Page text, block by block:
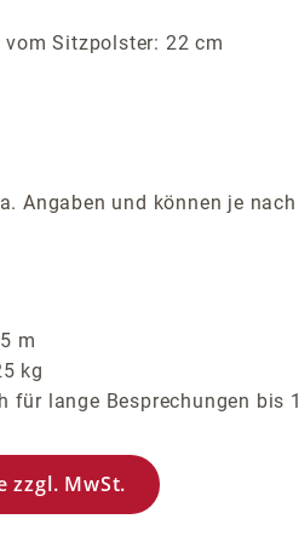
vom Sitzpolster: 22 cm
Angaben und können je
m
kg
für lange Besprechungen bis
zzgl. MwSt.